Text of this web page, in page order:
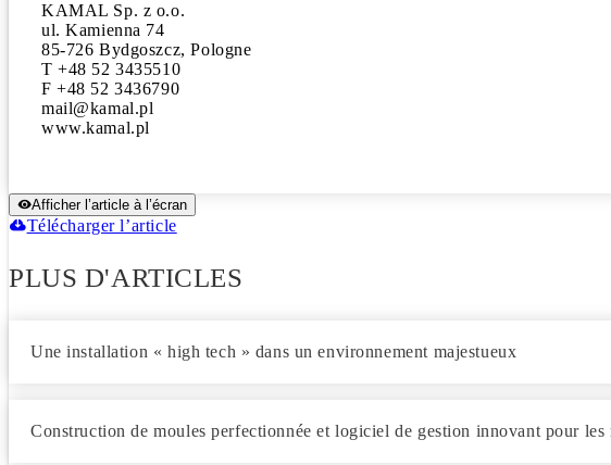
KAMAL Sp. z o.o.
ul. Kamienna 74
85-726 Bydgoszcz, Pologne
T +48 52 3435510
F +48 52 3436790
mail@kamal.pl
www.kamal.pl
Afficher l’article à l’écran
Télécharger l’article
PLUS D'ARTICLES
Une installation « high tech » dans un environnement majestueux
Construction de moules perfectionnée et logiciel de gestion innovant pour